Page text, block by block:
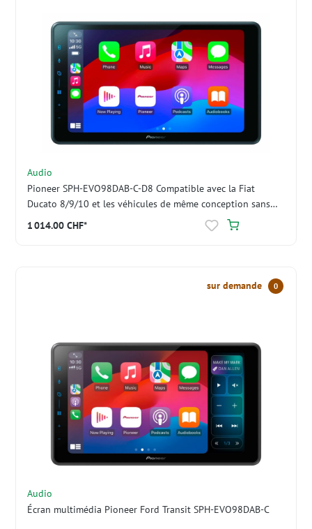
Audio
Pioneer SPH-EVO98DAB-C-D8 Compatible avec la Fiat
Ducato 8/9/10 et les véhicules de même conception sans
1 014.00 CHF*
sur demande 0
Audio
Écran multimédia Pioneer Ford Transit SPH-EVO98DAB-C